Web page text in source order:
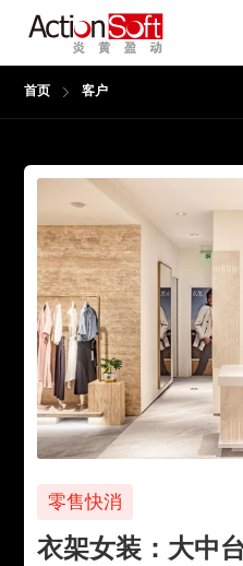
首页 客户
零售快消
衣架女装：大中